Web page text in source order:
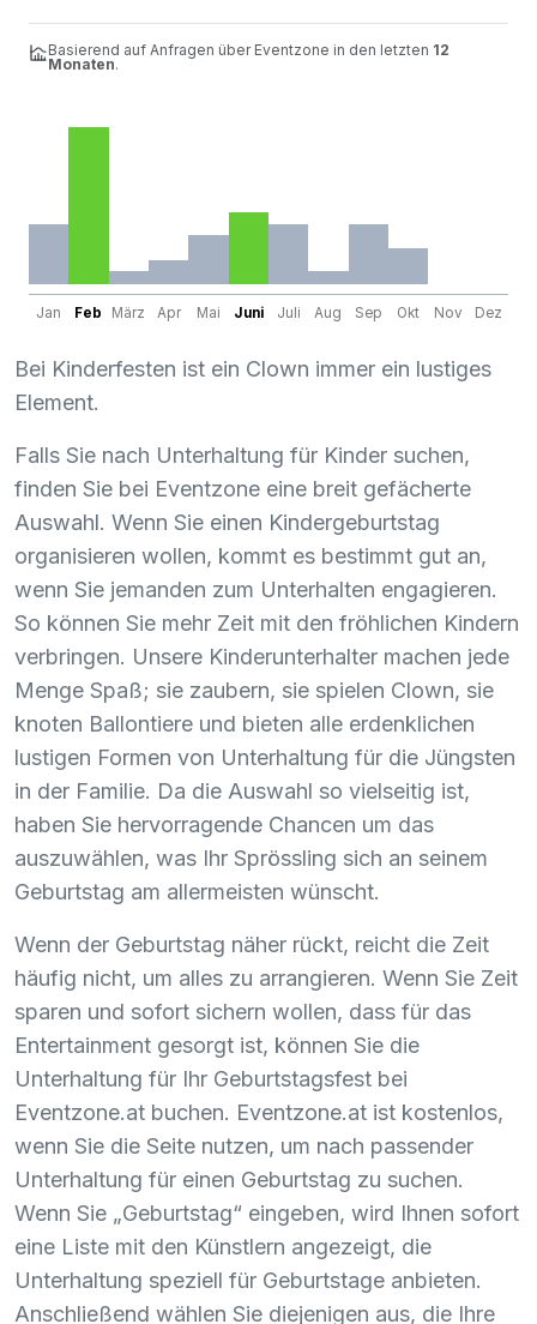
Basierend auf Anfragen über Eventzone in den letzten 12
Monaten.
Jan Feb März Apr Mai Juni Juli Aug Sep Okt Nov Dez
Bei Kinderfesten ist ein Clown immer ein lustiges
Element.
Falls Sie nach Unterhaltung für Kinder suchen,
finden Sie bei Eventzone eine breit gefächerte
Auswahl. Wenn Sie einen Kindergeburtstag
organisieren wollen, kommt es bestimmt gut an,
wenn Sie jemanden zum Unterhalten engagieren.
So können Sie mehr Zeit mit den fröhlichen Kindern
verbringen. Unsere Kinderunterhalter machen jede
Menge Spaß; sie zaubern, sie spielen Clown, sie
knoten Ballontiere und bieten alle erdenklichen
lustigen Formen von Unterhaltung für die Jüngsten
in der Familie. Da die Auswahl so vielseitig ist,
haben Sie hervorragende Chancen um das
auszuwählen, was Ihr Sprössling sich an seinem
Geburtstag am allermeisten wünscht.
Wenn der Geburtstag näher rückt, reicht die Zeit
häufig nicht, um alles zu arrangieren. Wenn Sie Zeit
sparen und sofort sichern wollen, dass für das
Entertainment gesorgt ist, können Sie die
Unterhaltung für Ihr Geburtstagsfest bei
Eventzone.at buchen. Eventzone.at ist kostenlos,
wenn Sie die Seite nutzen, um nach passender
Unterhaltung für einen Geburtstag zu suchen.
Wenn Sie „Geburtstag“ eingeben, wird Ihnen sofort
eine Liste mit den Künstlern angezeigt, die
Unterhaltung speziell für Geburtstage anbieten.
Anschließend wählen Sie diejenigen aus, die Ihre